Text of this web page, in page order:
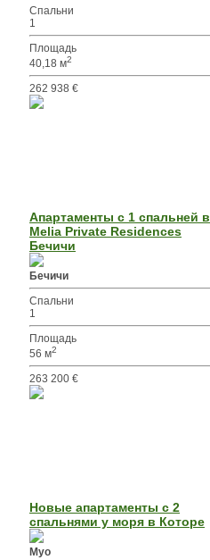
Спальни
1
Площадь
40,18 м2
262 938 €
Апартаменты с 1 спальней в
Melia Private Residences
Бечичи
Бечичи
Спальни
1
Площадь
56 м2
263 200 €
Новые апартаменты с 2
спальнями у моря в Которе
Муо